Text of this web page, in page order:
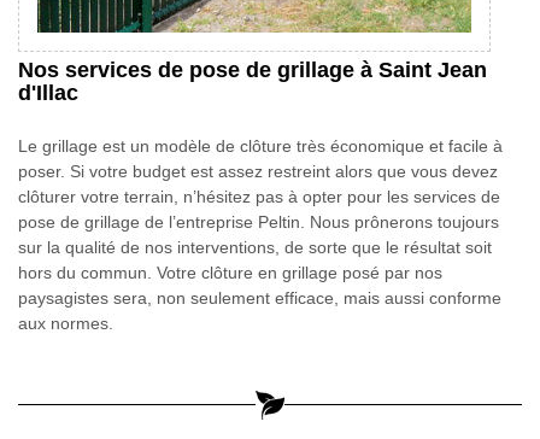
Nos services de pose de grillage à Saint Jean
d'Illac
Le grillage est un modèle de clôture très économique et facile à
poser. Si votre budget est assez restreint alors que vous devez
clôturer votre terrain, n’hésitez pas à opter pour les services de
pose de grillage de l’entreprise Peltin. Nous prônerons toujours
sur la qualité de nos interventions, de sorte que le résultat soit
hors du commun. Votre clôture en grillage posé par nos
paysagistes sera, non seulement efficace, mais aussi conforme
aux normes.